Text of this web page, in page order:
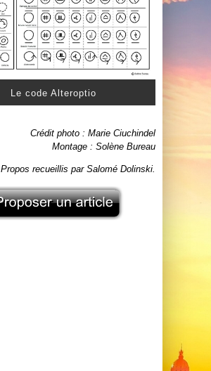
Le code Alteroptio
Crédit photo : Marie Ciuchindel
Montage : Solène Bureau
Propos recueillis par Salomé Dolinski.